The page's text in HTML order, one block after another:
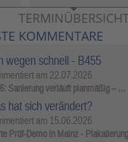
KOMMENTARE
wegen schnell - B455
am 22.07.2026
Sanierung verläuft planmäßig – …
hat sich verändert?
am 15.06.2026
Prüf-Demo in Mainz -